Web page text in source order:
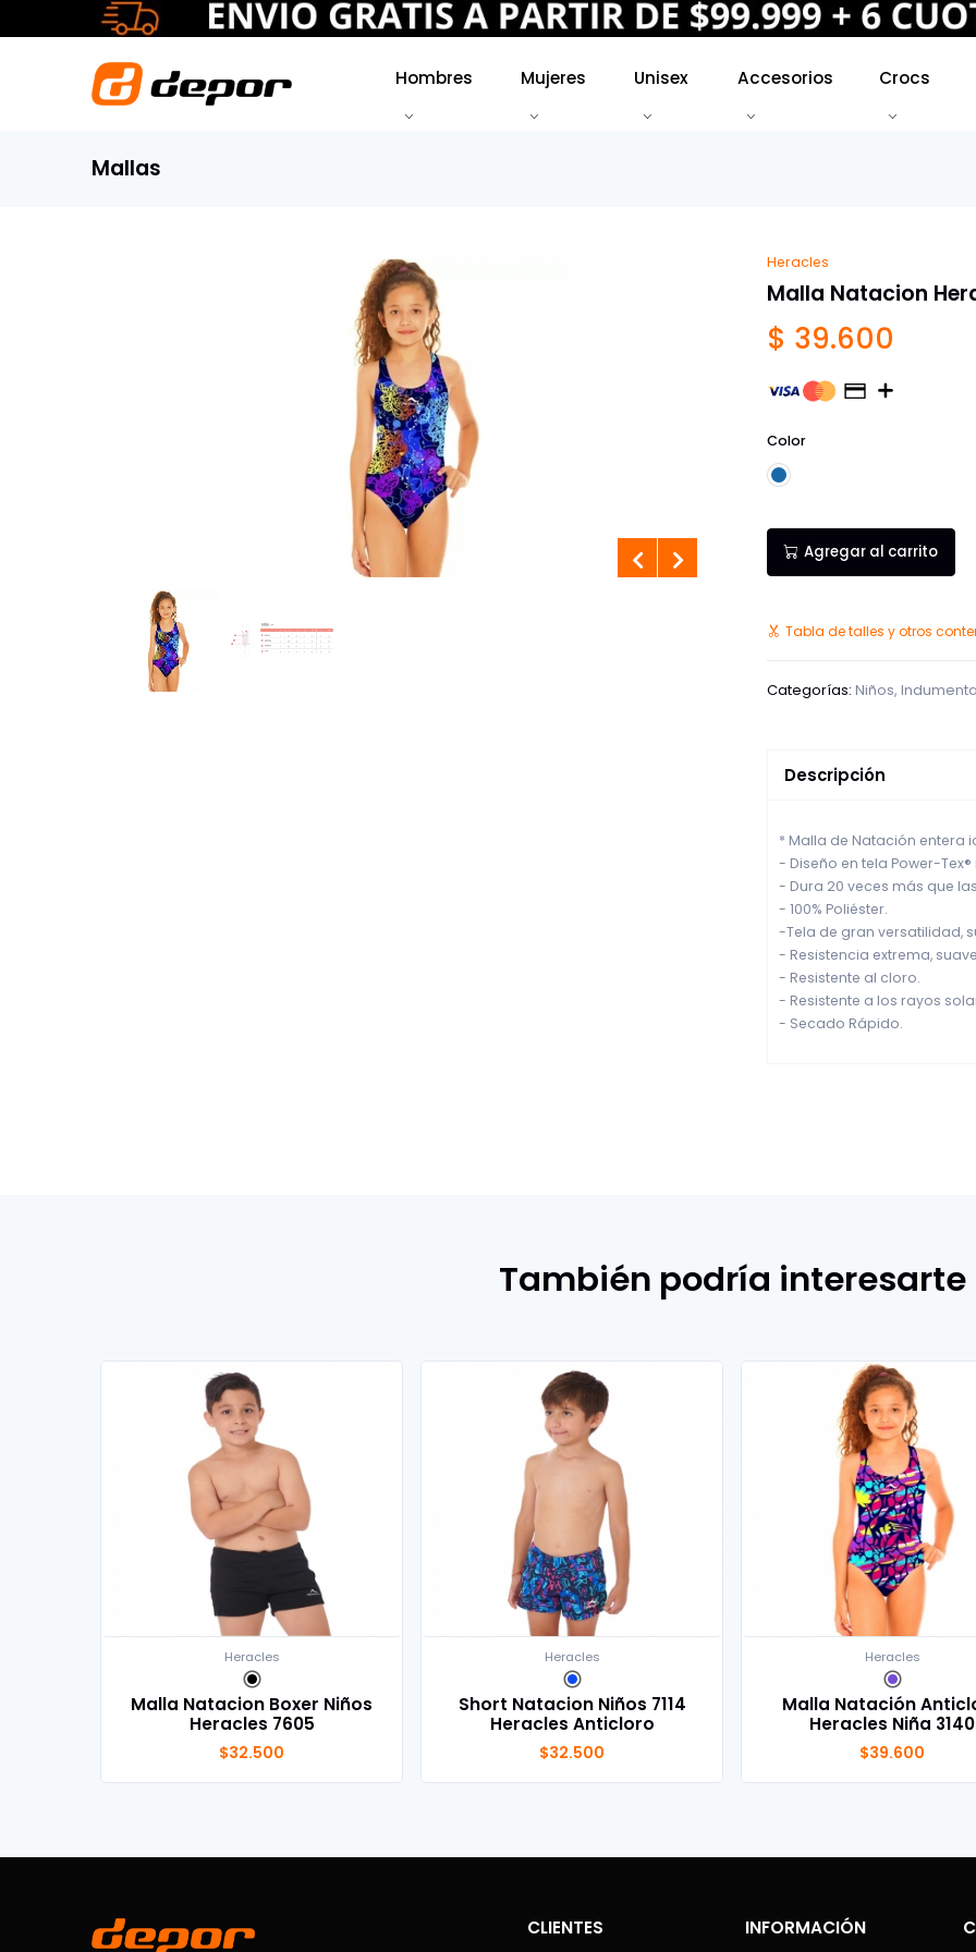
Hombres Mujeres Unisex Accesorios Crocs
Mallas
Heracles
Malla Natacion
$ 39.600
Color
Estampado
Agregar al carrito
Tabla de talles y otros
Categorías: Niños,
Descripción
* Malla de Natación entera
- Diseño en tela Power-
- Dura 20 veces más que
- 100% Poliéster.
-Tela de gran versatilidad,
- Resistencia extrema,
- Resistente al cloro.
- Resistente a los rayos
- Secado Rápido.
También podría interesarte
Heracles
Malla Natacion Boxer Niños
Heracles 7605
$32.500
Heracles
Short Natacion Niños 7114
Heracles Anticloro
$32.500
Heracles
Malla Natación
Heracles Niña 3140
$39.600
CLIENTES INFORMACIÓN